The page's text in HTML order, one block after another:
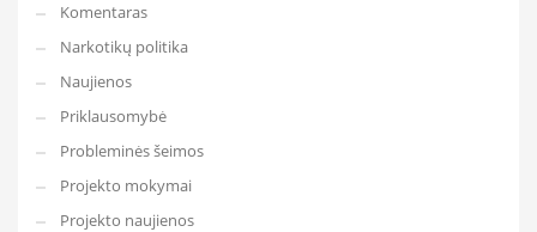
Komentaras
Narkotikų politika
Naujienos
Priklausomybė
Probleminės šeimos
Projekto mokymai
Projekto naujienos